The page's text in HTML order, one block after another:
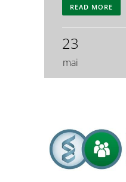
READ MORE
23
mai